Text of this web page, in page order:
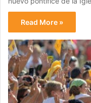
Read More »